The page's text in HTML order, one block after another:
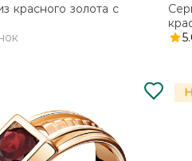
красного золота с